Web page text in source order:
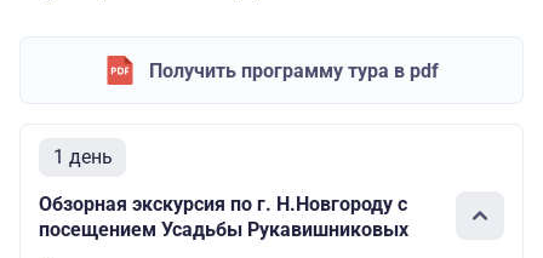
Получить программу тура в pdf
1 день
Обзорная экскурсия по г. Н.Новгороду с
посещением Усадьбы Рукавишниковых